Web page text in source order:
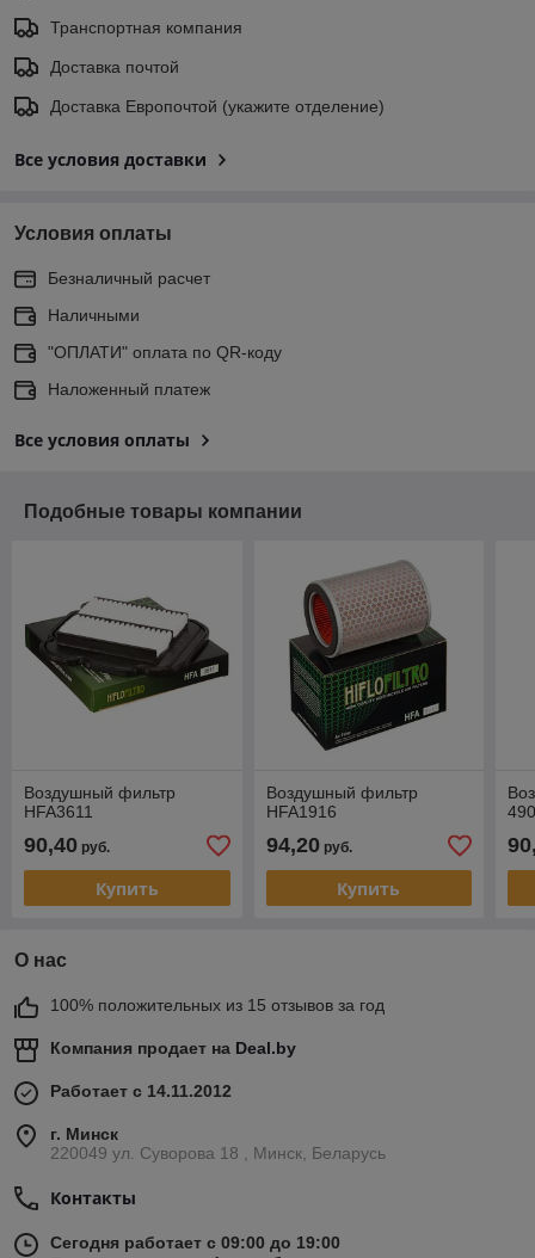
Транспортная компания
Доставка почтой
Доставка Европочтой (укажите отделение)
Все условия доставки
Условия оплаты
Безналичный расчет
Наличными
"ОПЛАТИ" оплата по QR-коду
Наложенный платеж
Все условия оплаты
Подобные товары компании
Воздушный фильтр
HFA3611
90,40 руб.
Купить
Воздушный фильтр
HFA1916
94,20руб.
Купить
О нас
100% положительных из 15 отзывов за год
Компания продает на Deal.by
Работает с 14.11.2012
г. Минск
220049 ул. Суворова 18 , Минск, Беларусь
Контакты
Сегодня работает с 09:00 до 19:00